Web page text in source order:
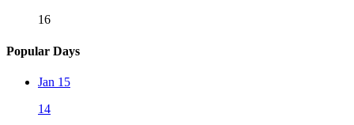
16
Popular Days
Jan 15
14